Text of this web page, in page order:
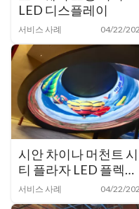
LED 디스플레이
서비스 사례 04/22/
시안 차이나 머천트 시
티 플라자 LED 플렉시
블 필름 내부 아크 스크
린
서비스 사례 04/22/